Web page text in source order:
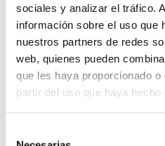
sociales y analizar el tráfico.
información sobre el uso que
nuestros partners de redes
web, quienes pueden
que les haya proporcionado
partir del uso que haya
Metodología
Introducción
En este curso, veremos por qué
que podemos hacer ahora que no
años, y tomar decisiones si
Hablaremos del Data
Big Data, qué es y que no es Big